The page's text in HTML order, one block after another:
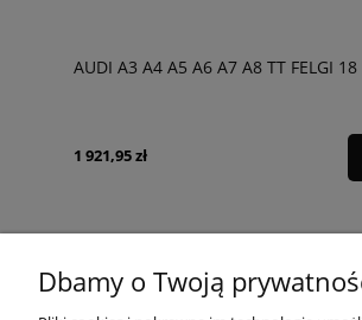
AUDI A3 A4 A5 A6 A7 A8 TT FELGI
1 921,95 zł
Dbamy o Twoją